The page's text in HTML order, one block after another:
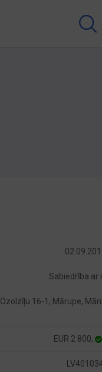
Sabiedrība ar
Ozolzīļu 16-1, Mārupe,
EUR 2 800,